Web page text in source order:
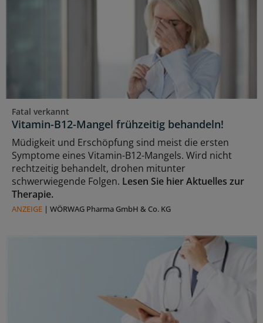
Fatal verkannt
Vitamin-B12-Mangel frühzeitig behandeln!
Müdigkeit und Erschöpfung sind meist die ersten
Symptome eines Vitamin-B12-Mangels. Wird nicht
rechtzeitig behandelt, drohen mitunter
schwerwiegende Folgen. Lesen Sie hier Aktuelles zur
Therapie.
ANZEIGE | WÖRWAG Pharma GmbH & Co. KG